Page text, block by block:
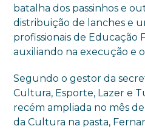
batalha dos passinhos e
distribuição de lanches e
profissionais de Educação
auxiliando na execução e
Segundo o gestor da
Cultura, Esporte, Lazer e
recém ampliada no mês
da Cultura na pasta,